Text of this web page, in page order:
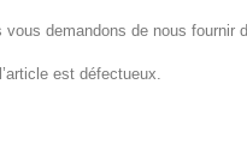
demandons de nous
est défectueux.